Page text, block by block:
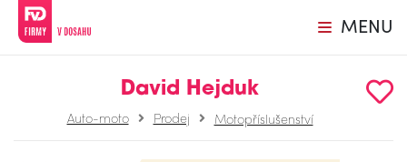
MENU
David Hejduk
Auto-moto Prodej Motopříslušenství